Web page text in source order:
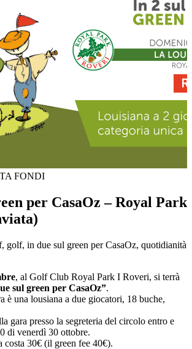
FONDI
per CasaOz – Royal Park
golf, in due sul green per CasaOz, quotidianità
, al Golf Club Royal Park I Roveri, si terrà
sul green per CasaOz”.
è una lousiana a due giocatori, 18 buche,
gara presso la segreteria del circolo entro e
di venerdì 30 ottobre.
costa 30€ (il green fee 40€).